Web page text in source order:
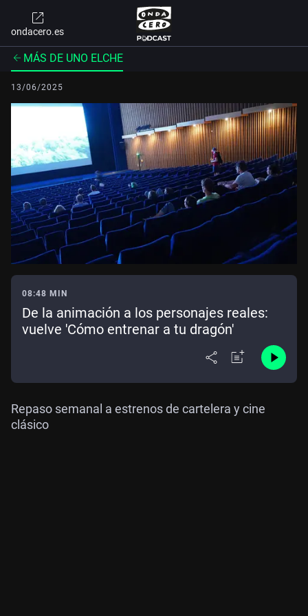
ondacero.es
MÁS DE UNO ELCHE
13/06/2025
08:48 MIN
De la animación a los personajes reales:
vuelve 'Cómo entrenar a tu dragón'
Repaso semanal a estrenos de cartelera y cine
clásico